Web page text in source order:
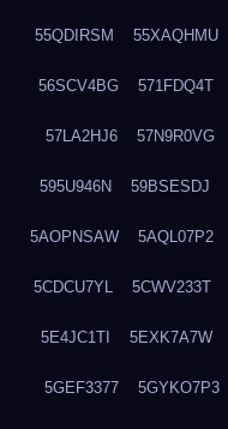
55QDIRSM 55XAQHMU
56SCV4BG 571FDQ4T
57LA2HJ6 57N9R0VG
595U946N 59BSESDJ
5AOPNSAW 5AQL07P2
5CDCU7YL 5CWV233T
5E4JC1TI 5EXK7A7W
5GEF3377 5GYKO7P3